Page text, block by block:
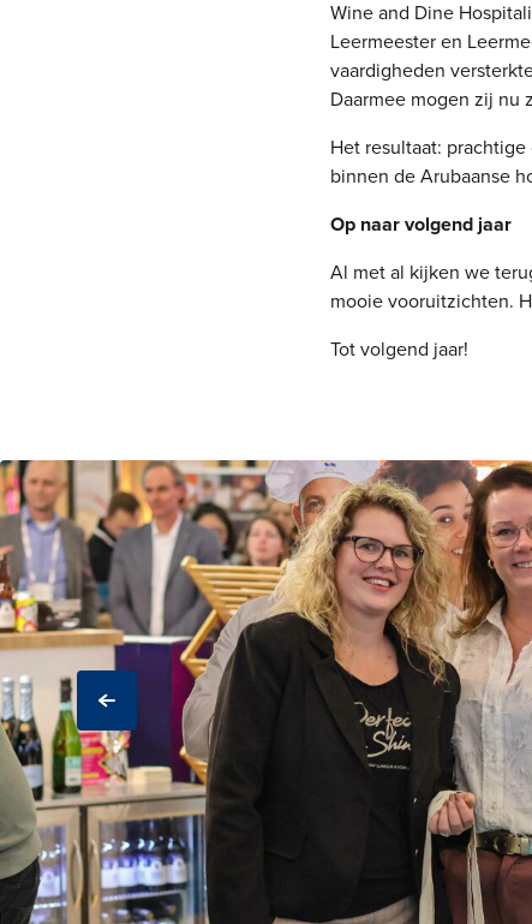
Wine and Dine
Leermeester en
vaardigheden
Daarmee mogen zij nu
Het resultaat:
binnen de Arubaanse
Op naar volgend jaar
Al met al kijken we
mooie vooruitzichten.
Tot volgend jaar!